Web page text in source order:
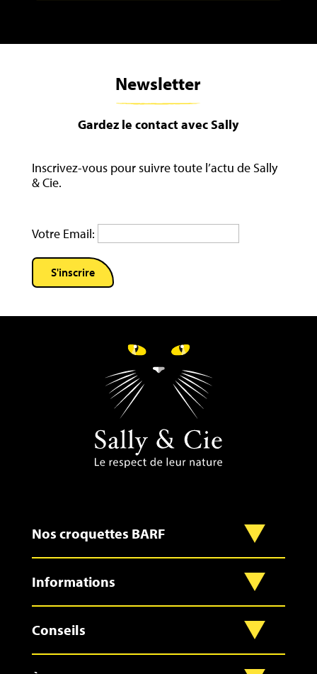
Newsletter
Gardez le contact avec Sally
Inscrivez-vous pour suivre toute l’actu de Sally
& Cie.
Votre Email:
Nos croquettes BARF
Informations
Conseils